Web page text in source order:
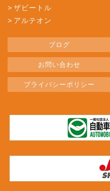
ザビートル
アルテオン
ブログ
お問い合わせ
プライバシーポリシー